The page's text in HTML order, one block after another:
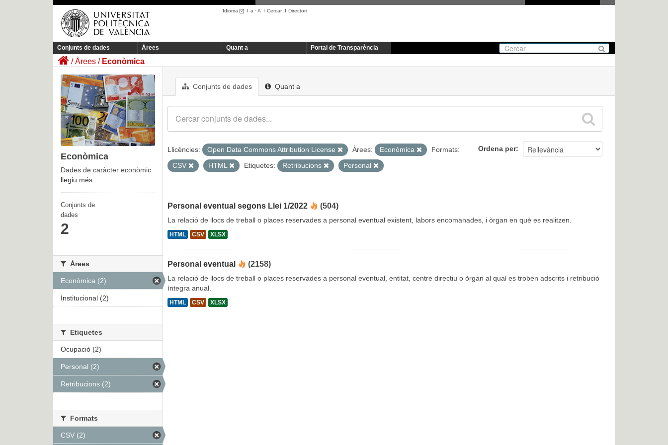
Idioma I a ·A I CercarI Directori
Conjunts de dades Àrees Quant a Portal de Transparència
Àrees Econòmica
Conjunts de dades Quant a
Ordena per
Llicències: Open Data Commons Attribution License Àrees: Econòmica
Formats:
CSV
HTML Etiquetes: Retribucions Personal
Personal eventual segons Llei 1/2022 (504)
La relació de llocs de treball o places reservades a personal eventual existent, labors encomanades, i òrgan en què es realitzen.
HTML CSV XLSX
Personal eventual (2158)
La relació de llocs de treball o places reservades a personal eventual, entitat, centre directiu o òrgan al qual es troben adscrits i retribució
íntegra anual.
HTML CSV XLSX
Econòmica
Dades de caràcter econòmic
llegiu més
Conjunts de
dades
2
Àrees
Econòmica (2)
Institucional (2)
Etiquetes
Ocupació (2)
Personal (2)
Retribucions (2)
Formats
CSV (2)